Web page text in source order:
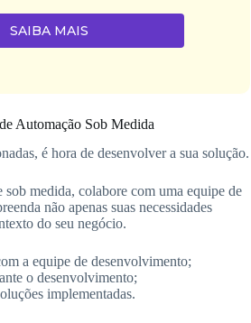
SAIBA MAIS
Automação Sob Medida
é hora de desenvolver a sua solução.
medida, colabore com uma equipe de
não apenas suas necessidades
do seu negócio.
a equipe de desenvolvimento;
o desenvolvimento;
implementadas.